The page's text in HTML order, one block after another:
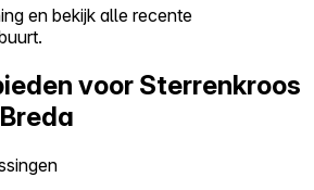
en bekijk alle recente
voor Sterrenkroos